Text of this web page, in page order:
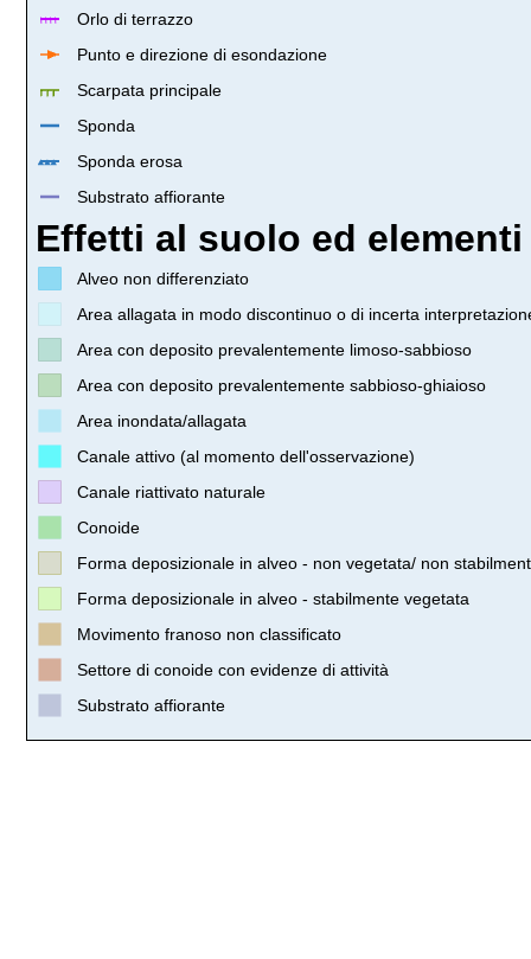
Orlo di terrazzo
Punto e direzione di esondazione
Scarpata principale
Sponda
Sponda erosa
Substrato affiorante
Effetti al suolo ed
Alveo non differenziato
Area allagata in modo discontinuo o di incerta
Area con deposito prevalentemente limoso-sabbioso
Area con deposito prevalentemente sabbioso-ghiaioso
Area inondata/allagata
Canale attivo (al momento dell'osservazione)
Canale riattivato naturale
Conoide
Forma deposizionale in alveo - non vegetata/ non
Forma deposizionale in alveo - stabilmente vegetata
Movimento franoso non classificato
Settore di conoide con evidenze di attività
Substrato affiorante